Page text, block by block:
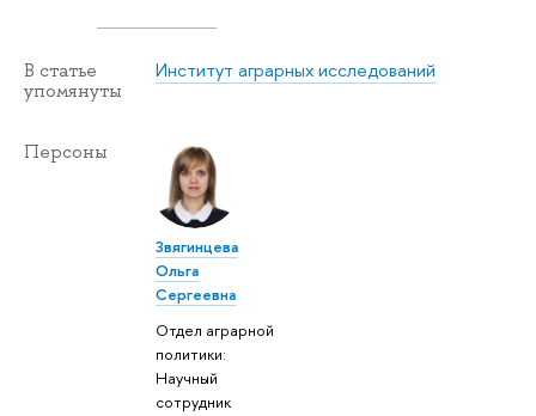
В статье
упомянуты
Институт аграрных исследований
Персоны
Звягинцева
Ольга
Сергеевна
Отдел аграрной
политики:
Научный
сотрудник